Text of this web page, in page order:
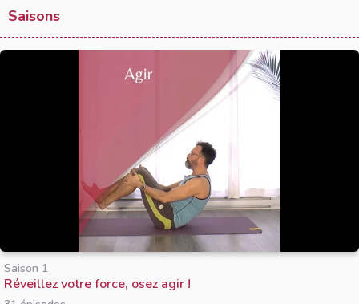
Saisons
Saison 1
Réveillez votre force, osez agir !